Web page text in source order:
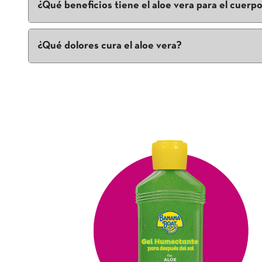
¿Qué beneficios tiene el aloe vera para el
Sus propiedades ayudan a eliminar la suciedad y la
piel y favorece la eliminación de algunas
¿Qué dolores cura el aloe vera?